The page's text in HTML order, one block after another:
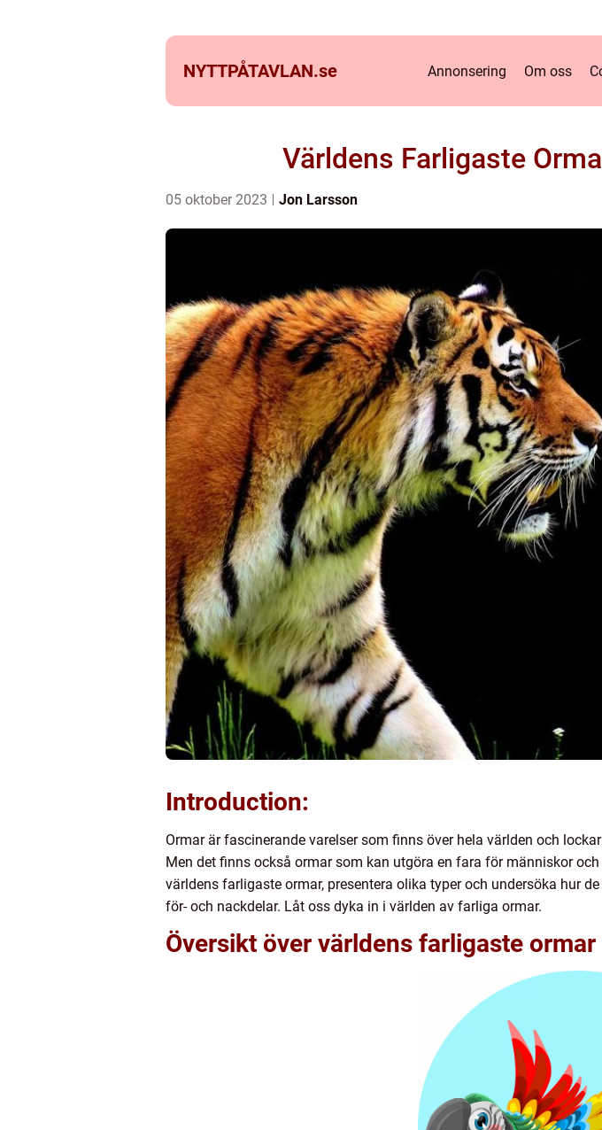
NYTTPÅTAVLAN.se Annonsering Om oss
Världens Farligaste
05 oktober 2023 Jon Larsson
Introduction:
Ormar är fascinerande varelser som finns över hela världen och
Men det finns också ormar som kan utgöra en fara för människor
världens farligaste ormar, presentera olika typer och undersöka hur
för- och nackdelar. Låt oss dyka in i världen av farliga ormar.
Översikt över världens farligaste ormar